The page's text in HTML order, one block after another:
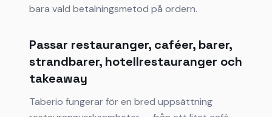
bara vald betalningsmetod på ordern.
Passar restauranger, caféer, barer,
strandbarer, hotellrestauranger och
takeaway
Taberio fungerar för en bred uppsättning